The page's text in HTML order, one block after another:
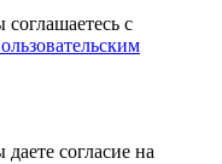
с
согласие на